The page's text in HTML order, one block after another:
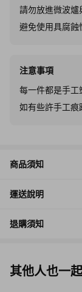
請勿放進微波爐
避免使用具腐蝕
注意事項
每一件都是手工
如有些許手工痕
商品須知
運送說明
退購須知
其他人也一